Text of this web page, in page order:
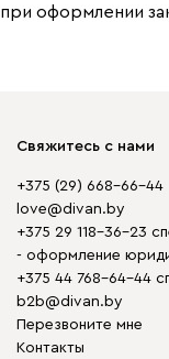
при оформлении
Свяжитесь с нами
+375 (29) 668-66-44
love@divan.by
+375 29 118-36-23
- оформление
+375 44 768-64-44
b2b@divan.by
Перезвоните мне
Контакты